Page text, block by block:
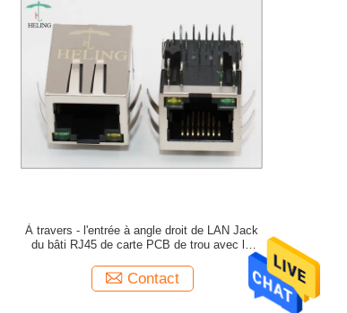
À travers - l'entrée à angle droit de LAN Jack
du bâti RJ45 de carte PCB de trou avec le
Contact